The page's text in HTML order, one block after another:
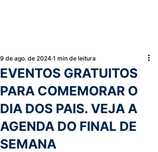
EVENTOS GRATUITOS
PARA COMEMORAR O
DIA DOS PAIS. VEJA A
AGENDA DO FINAL DE
SEMANA
9 de ago. de 2024 1 min de leitura